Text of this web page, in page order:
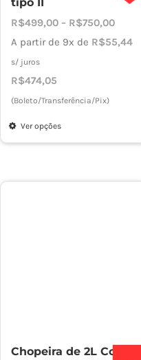
R$499,00 – R$750,00Faixa
de
A partir de 9x de R$55,44
s/ juros
R$474,05
(Boleto/Transferência/Pix)
Ver opções
Este
tem
página
Chopeira de 2L Com